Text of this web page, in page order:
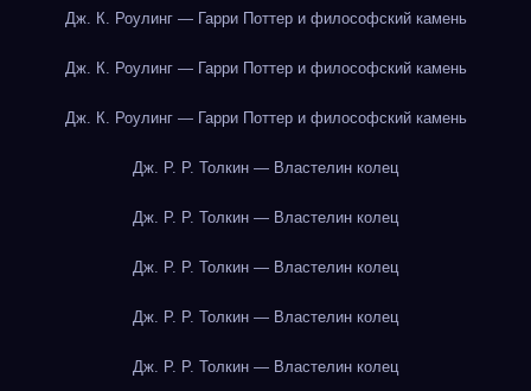
Дж. К. Роулинг — Гарри Поттер и философский камень
Дж. К. Роулинг — Гарри Поттер и философский камень
Дж. К. Роулинг — Гарри Поттер и философский камень
Дж. Р. Р. Толкин — Властелин колец
Дж. Р. Р. Толкин — Властелин колец
Дж. Р. Р. Толкин — Властелин колец
Дж. Р. Р. Толкин — Властелин колец
Дж. Р. Р. Толкин — Властелин колец